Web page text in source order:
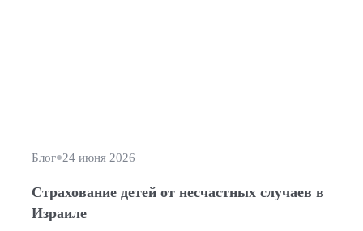
Блог 24 июня 2026
Страхование детей от несчастных случаев в
Израиле